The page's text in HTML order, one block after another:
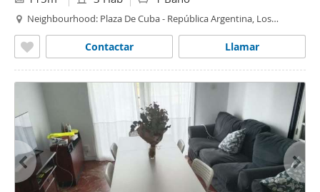
Neighbourhood: Plaza De Cuba - República Argentina, Los
Llamar
Contactar